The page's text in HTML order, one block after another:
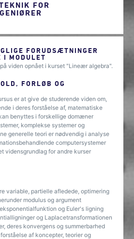
FOR
FORUDSÆTNINGER
I MODULET
viden opnået i kurset "Lineær algebra".
FORLØB OG
er at give de studerende viden om,
i deres forståelse af, matematiske
benyttes i forskellige domæner
komplekse systemer og
generelle teori er nødvendig i analyse
computersystemer
vidensgrundlag for andre kurser
variable, partielle afledede, optimering
modulus og argument
og Euler's ligning
og Laplacetransformationen
deres konvergens og summerbarhed
af koncepter, teorier og